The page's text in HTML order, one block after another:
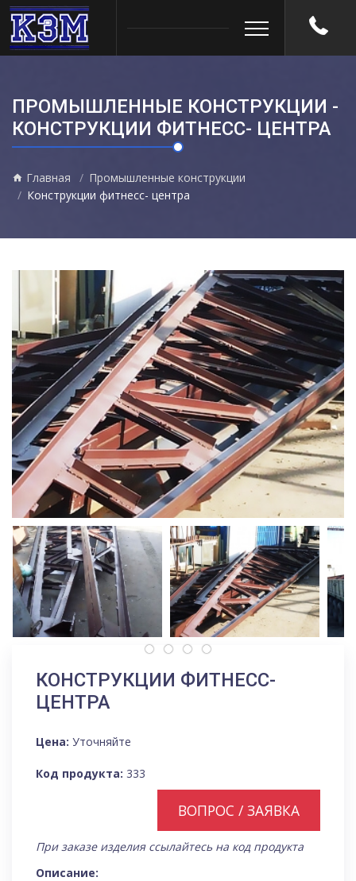
ПРОМЫШЛЕННЫЕ КОНСТРУКЦИИ -
КОНСТРУКЦИИ ФИТНЕСС- ЦЕНТРА
Главная
Промышленные конструкции
Конструкции фитнесс- центра
КОНСТРУКЦИИ ФИТНЕСС-
ЦЕНТРА
Цена: Уточняйте
Код продукта: 333
ВОПРОС / ЗАЯВКА
При заказе изделия ссылайтесь на код продукта
Описание: